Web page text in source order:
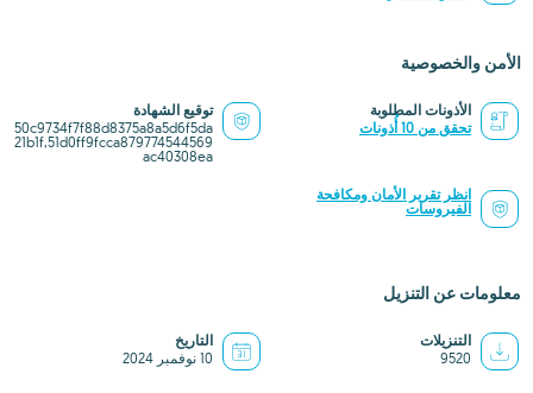
الأمن والخصوصية
الأذونات المطلوبة
تحقق من 10 أُذونات
توقيع الشهادة
50c9734f7f88d8375a8a5d6f5da
21b1f,51d0ff9fcca879774544569
ac40308ea
انظر تقرير الأمان ومكافحة
الفيروسات
معلومات عن التنزيل
التنزيلات
9520
التاريخ
10 نوفمبر 2024